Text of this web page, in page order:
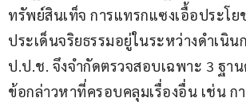
ทรัพย์สินเท็จ การแทรกแซงเอื้อประโย
ประเด็นจริยธรรมอยู่ในระหว่างดำเนิน
ป.ป.ช. จึงจำกัดตรวจสอบเฉพาะ 3 ฐา
ข้อกล่าวหาที่ครอบคลุมเรื่องอื่น เช่น ก